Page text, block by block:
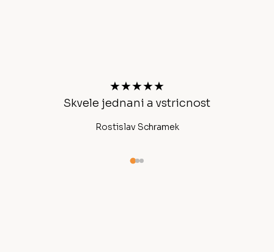
★★★★★
Skvele jednani a vstricnost
Rostislav Schramek